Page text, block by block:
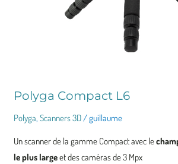
Polyga Compact L6
Polyga,Scanners 3D/guillaume
Un scanner de la gamme Compact avec le
le plus largeet des caméras de 3 Mpx